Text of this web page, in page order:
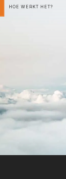
HOE WERKT HET?